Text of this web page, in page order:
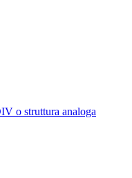
o struttura analoga